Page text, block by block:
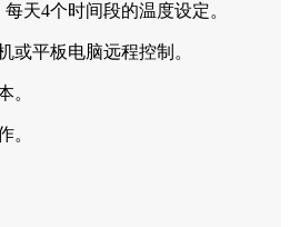
天4个时间段的温度设定。
或平板电脑远程控制。
。
。